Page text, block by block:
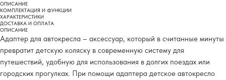
ОПИСАНИЕ
КОМПЛЕКТАЦИЯ И ФУНКЦИИ
ХАРАКТЕРИСТИКИ
ДОСТАВКА И ОПЛАТА
ОПИСАНИЕ
Адаптер для автокресла – аксессуар, который в считанные минуты
превратит детскую коляску в современную систему для
путешествий, удобную для использования в долгих поездах или
городских прогулках. При помощи адаптера детское автокресло